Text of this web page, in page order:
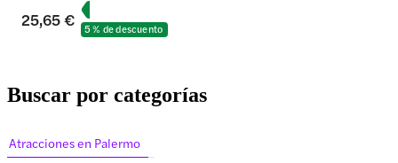
25,65 € 5 % de descuento
Buscar por categorías
Atracciones en Palermo